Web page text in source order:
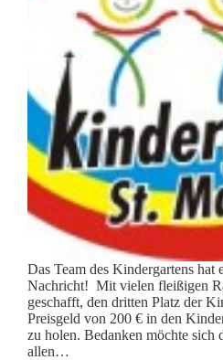
Das Team des Kindergartens hat
Nachricht! Mit vielen fleißigen
geschafft, den dritten Platz der
Preisgeld von 200 € in den
zu holen. Bedanken möchte sich
allen…